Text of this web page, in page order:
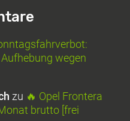
wegen
zu 🔥 Opel Frontera
brutto [frei